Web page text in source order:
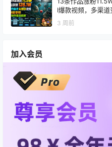
I爆款视频，多渠
3 周前
加入会员